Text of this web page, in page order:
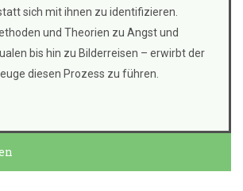
sich mit ihnen zu identifizieren.
und Theorien zu Angst und
bis hin zu Bilderreisen – erwirbt der
diesen Prozess zu führen.